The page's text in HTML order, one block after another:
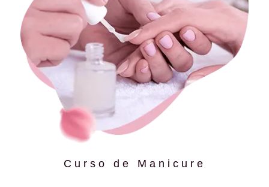
Curso de Manicure